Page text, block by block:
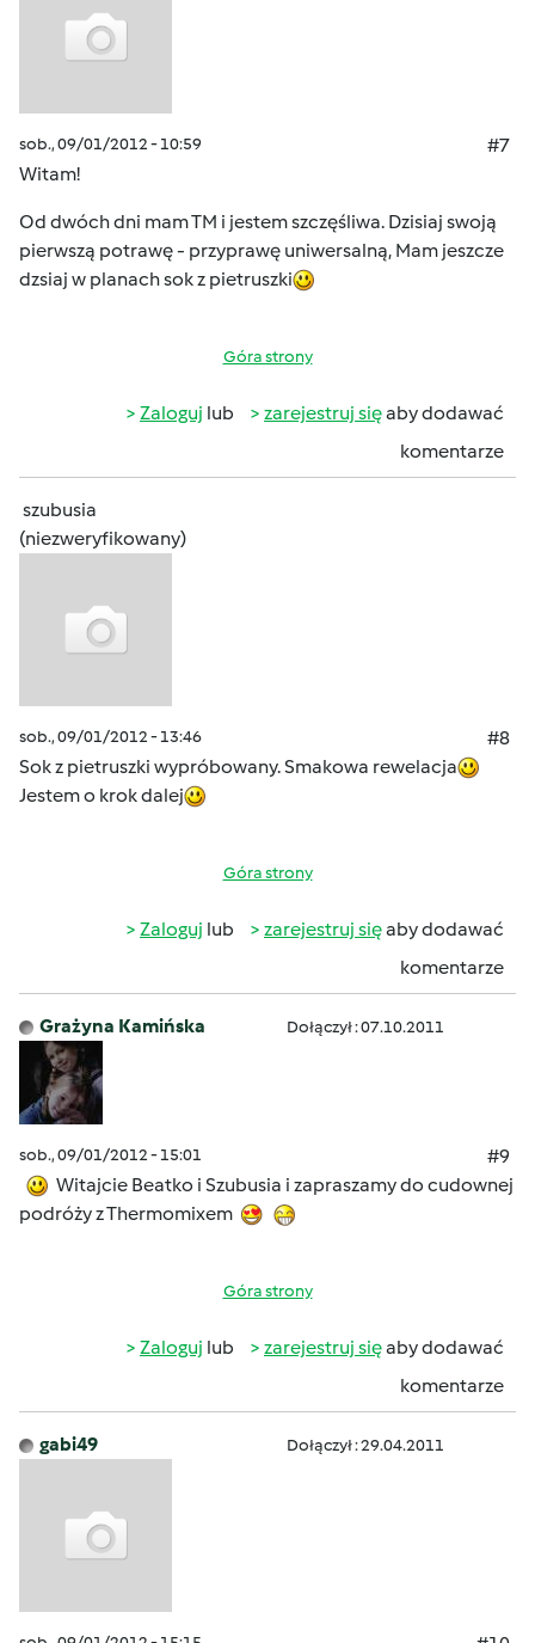
sob., 09/01/2012 - 10:59
#7
Witam!
Od dwóch dni mam TM i jestem szczęśliwa. Dzisiaj swoją
pierwszą potrawę - przyprawę uniwersalną, Mam jeszcze
dzsiaj w planach sok z pietruszki
Góra strony
Zaloguj lub zarejestruj sięaby dodawać
komentarze
szubusia
(niezweryfikowany)
sob., 09/01/2012 - 13:46
#8
Sok z pietruszki wypróbowany. Smakowa rewelacja
Jestem o krok dalej
Góra strony
Zaloguj lub zarejestruj sięaby dodawać
komentarze
Grażyna Kamińska Dołączył : 07.10.2011
sob., 09/01/2012 - 15:01
#9
Witajcie Beatko i Szubusia i zapraszamy do cudownej
podróży z Thermomixem
Góra strony
Zaloguj lub zarejestruj sięaby dodawać
komentarze
gabi49 Dołączył : 29.04.2011